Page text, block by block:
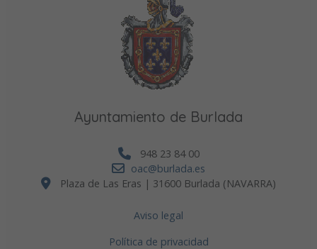
Ayuntamiento de Burlada
948 23 84 00
oac@burlada.es
Plaza de Las Eras | 31600 Burlada (NAVARRA)
Aviso legal
Política de privacidad